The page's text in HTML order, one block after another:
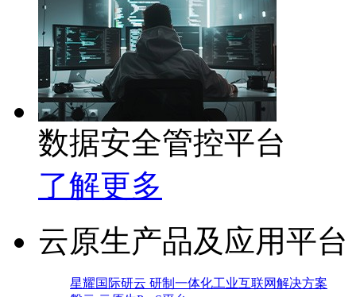
数据安全管控平台
了解更多
云原生产品及应用平台
星耀国际研云 研制一体化工业互联网解决方案